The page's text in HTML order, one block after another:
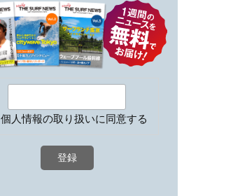
個人情報の取り扱いに同意する